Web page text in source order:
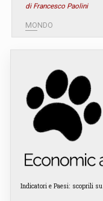
di Francesco Paolini
MONDO
Indicatori e Paesi: scoprili su